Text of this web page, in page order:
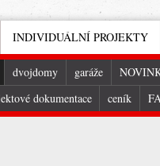
dvojdomy garáže
dokumentace ceník
INDIVIDUÁLNÍ PROJEKTY